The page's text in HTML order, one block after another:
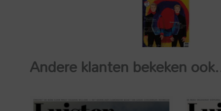
Andere klanten bekeken